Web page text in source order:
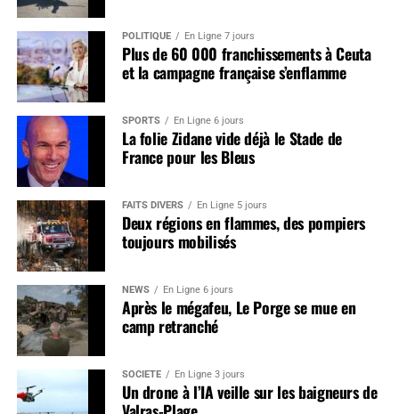
POLITIQUE En Ligne 7 jours
Plus de 60 000 franchissements à Ceuta
et la campagne française s’enflamme
SPORTS En Ligne 6 jours
La folie Zidane vide déjà le Stade de
France pour les Bleus
FAITS DIVERS En Ligne 5 jours
Deux régions en flammes, des pompiers
toujours mobilisés
NEWS En Ligne 6 jours
Après le mégafeu, Le Porge se mue en
camp retranché
SOCIÉTÉ En Ligne 3 jours
Un drone à l’IA veille sur les baigneurs de